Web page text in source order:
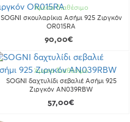
Άμεσα διαθέσιμο
SOGNI σκουλαρίκια Ασήμι 925 Ζιργκόν
OR015RA
90,00€
Άμεσα διαθέσιμο
SOGNI δαχτυλίδι σεβαλιέ Ασήμι 925
Ζιργκόν AN039RBW
57,00€